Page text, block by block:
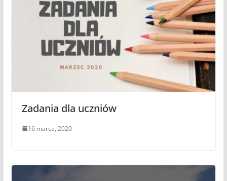
Zadania dla uczniów
16 marca, 2020